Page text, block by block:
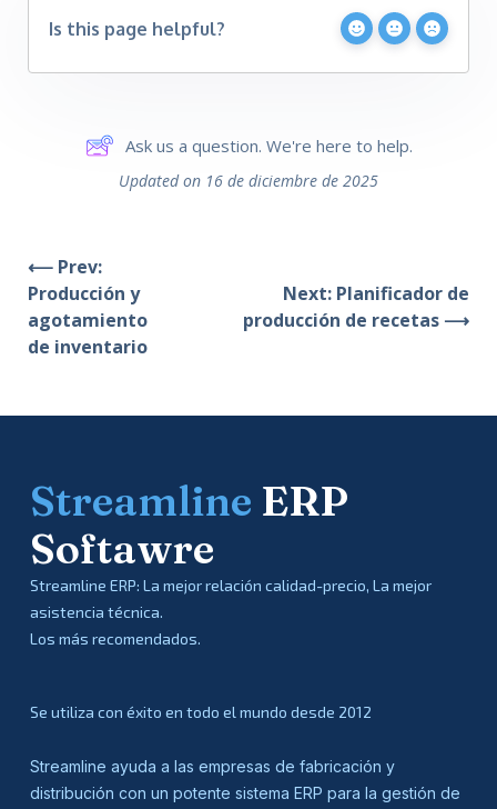
Is this page helpful?
Ask us a question. We're here to help.
Updated on 16 de diciembre de 2025
⟵ Prev:
Producción y
agotamiento
de inventario
Next: Planificador de
producción de recetas ⟶
Streamline ERP
Softawre
Streamline ERP: La mejor relación calidad-precio, La mejor
asistencia técnica.
Los más recomendados.
Se utiliza con éxito en todo el mundo desde 2012
Streamline ayuda a las empresas de fabricación y
distribución con un potente sistema ERP para la gestión de